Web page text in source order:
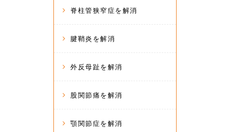
脊柱管狭窄症を解消
腱鞘炎を解消
外反母趾を解消
股関節痛を解消
顎関節症を解消